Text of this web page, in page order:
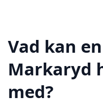
Vad kan
Markaryd
med?